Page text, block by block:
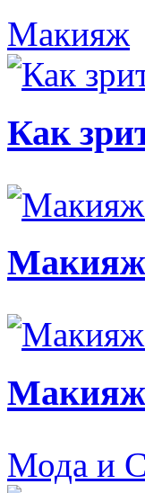
Макияж
Как
Макияж
Макияж
Мода и